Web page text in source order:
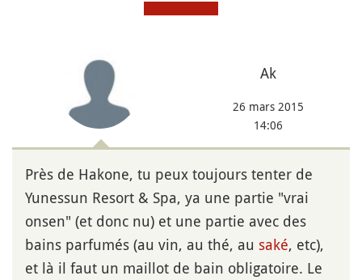
Ak
26 mars 2015
14:06
Près de Hakone, tu peux toujours tenter de
Yunessun Resort & Spa, ya une partie "vrai
onsen" (et donc nu) et une partie avec des
bains parfumés (au vin, au thé, au saké, etc),
et là il faut un maillot de bain obligatoire. Le